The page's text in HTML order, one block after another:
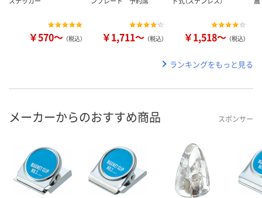
￥570～ （税込） ￥1,711～ （税込） ￥1,518～ （税込）
ランキングをもっと見る
メーカーからのおすすめ商品 スポンサー